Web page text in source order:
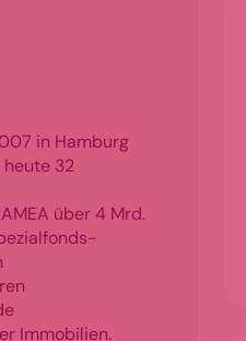
in Hamburg
32
über 4 Mrd.
Immobilien.